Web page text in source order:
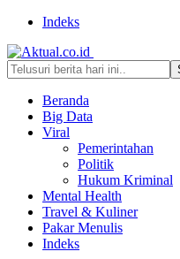
Indeks
Beranda
Big Data
Viral
Pemerintahan
Politik
Hukum Kriminal
Mental Health
Travel & Kuliner
Pakar Menulis
Indeks